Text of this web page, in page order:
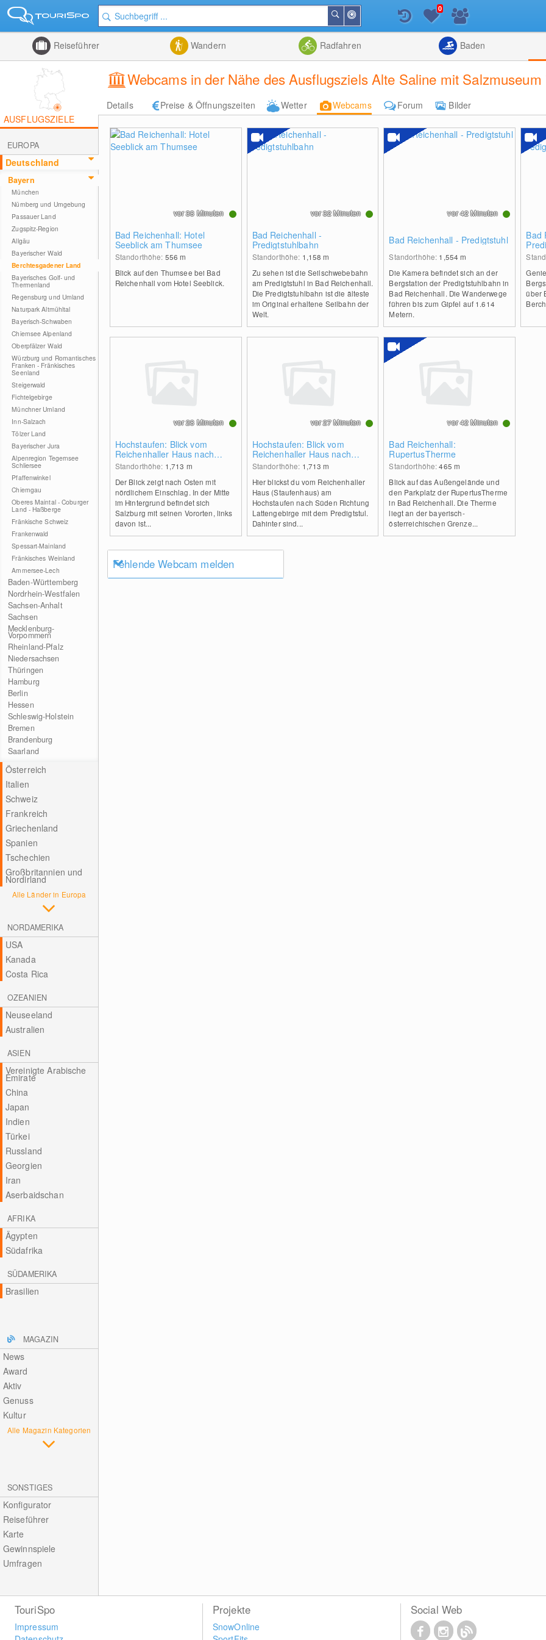
der
Nähe
Suchen
Listenansicht
0
Reiseführer Wandern Radfahren Baden
Webcams in der Nähe des Ausflugsziels Alte Saline mit
Details Preise & Öffnungszeiten Wetter Webcams Forum
Bilder
AUSFLUGSZIELE
EUROPA
Deutschland
Bayern
München
Nürnberg und Umgebung
Passauer Land
Zugspitz-Region
Allgäu
Bayerischer Wald
Berchtesgadener Land
Bayerisches Golf- und
Thermenland
Regensburg und Umland
Naturpark Altmühltal
Bayerisch-Schwaben
Chiemsee Alpenland
Oberpfälzer Wald
Würzburg und Romantisches
Franken - Fränkisches
Seenland
Steigerwald
Fichtelgebirge
Münchner Umland
Inn-Salzach
Tölzer Land
Bayerischer Jura
Alpenregion Tegernsee
Schliersee
Pfaffenwinkel
Chiemgau
Oberes Maintal - Coburger
Land - Haßberge
Fränkische Schweiz
Frankenwald
Spessart-Mainland
Fränkisches Weinland
Ammersee-Lech
Baden-Württemberg
Nordrhein-Westfalen
Sachsen-Anhalt
Sachsen
Mecklenburg-
Vorpommern
Rheinland-Pfalz
Niedersachsen
Thüringen
Hamburg
Berlin
Hessen
Schleswig-Holstein
Bremen
Brandenburg
Saarland
Österreich
Italien
Schweiz
Frankreich
Griechenland
Spanien
Tschechien
Großbritannien und
Nordirland
Alle Länder in Europa
NORDAMERIKA
USA
Kanada
Costa Rica
OZEANIEN
Neuseeland
Australien
ASIEN
Vereinigte Arabische
Emirate
China
Japan
Indien
Türkei
Russland
Georgien
Iran
Aserbaidschan
AFRIKA
Ägypten
Südafrika
SÜDAMERIKA
Brasilien
MAGAZIN
News
Award
Aktiv
Genuss
Kultur
Alle Magazin Kategorien
SONSTIGES
Konfigurator
Reiseführer
Karte
Gewinnspiele
Umfragen
Bad Reichenhall: Hotel
Seeblick am Thumsee
Standorthöhe: 556m
Blick auf den Thumsee bei Bad
Reichenhall vom Hotel Seeblick.
vor 38 Minuten
Bad Reichenhall -
Predigtstuhlbahn
Standorthöhe: 1,158m
Zu sehen ist die Seilschwebebahn
am Predigtstuhl in Bad Reichenhall.
Die Predigtstuhlbahn ist die älteste
im Original erhaltene Seilbahn der
Welt.
vor 32 Minuten
Bad Reichenhall - Predigtstuhl
Standorthöhe: 1,554m
Die Kamera befindet sich an der
Bergstation der Predigtstuhlbahn in
Bad Reichenhall. Die Wanderwege
führen bis zum Gipfel auf 1.614
Metern.
vor 42 Minuten
Bad
über
Hochstaufen: Blick vom
Reichenhaller Haus nach
Osten
Standorthöhe: 1,713 m
Der Blick zeigt nach Osten mit
nördlichem Einschlag. In der Mitte
im Hintergrund befindet sich
Salzburg mit seinen Vororten, links
davon ist...
vor 28 Minuten
Hochstaufen: Blick vom
Reichenhaller Haus nach
Süden
Standorthöhe: 1,713m
Hier blickst du vom Reichenhaller
Haus (Staufenhaus) am
Hochstaufen nach Süden Richtung
Lattengebirge mit dem Predigtstul.
Dahinter sind...
vor 27 Minuten
Bad Reichenhall:
RupertusTherme
Standorthöhe:465m
Blick auf das Außengelände und
den Parkplatz der RupertusTherme
in Bad Reichenhall. Die Therme
liegt an der bayerisch-
österreichischen Grenze...
vor 42 Minuten
Fehlende Webcam melden
TouriSpo
Impressum
Projekte
SnowOnline
Social Web